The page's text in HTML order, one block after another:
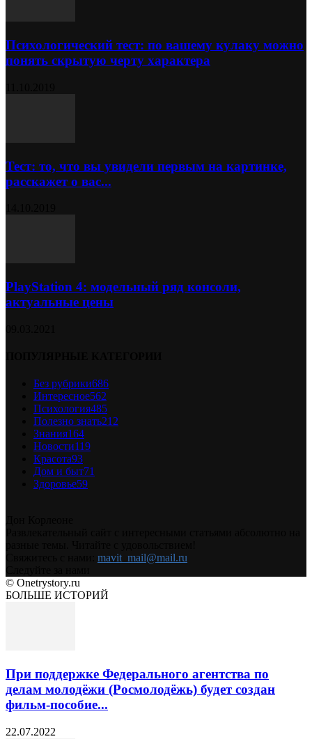
Психологический тест: по вашему кулаку можно
понять скрытую черту характера
Тест: то, что вы увидели первым на картинке,
расскажет о вас...
PlayStation 4: модельный ряд консоли,
актуальные цены
Без рубрики686
Интересное562
Психология485
Полезно знать212
Знания164
Новости119
Красота93
Дом и быт71
Здоровье59
mavit_mail@mail.ru
© Onetrystory.ru
БОЛЬШЕ ИСТОРИЙ
При поддержке Федерального агентства по
делам молодёжи (Росмолодёжь) будет создан
фильм-пособие...
22.07.2022